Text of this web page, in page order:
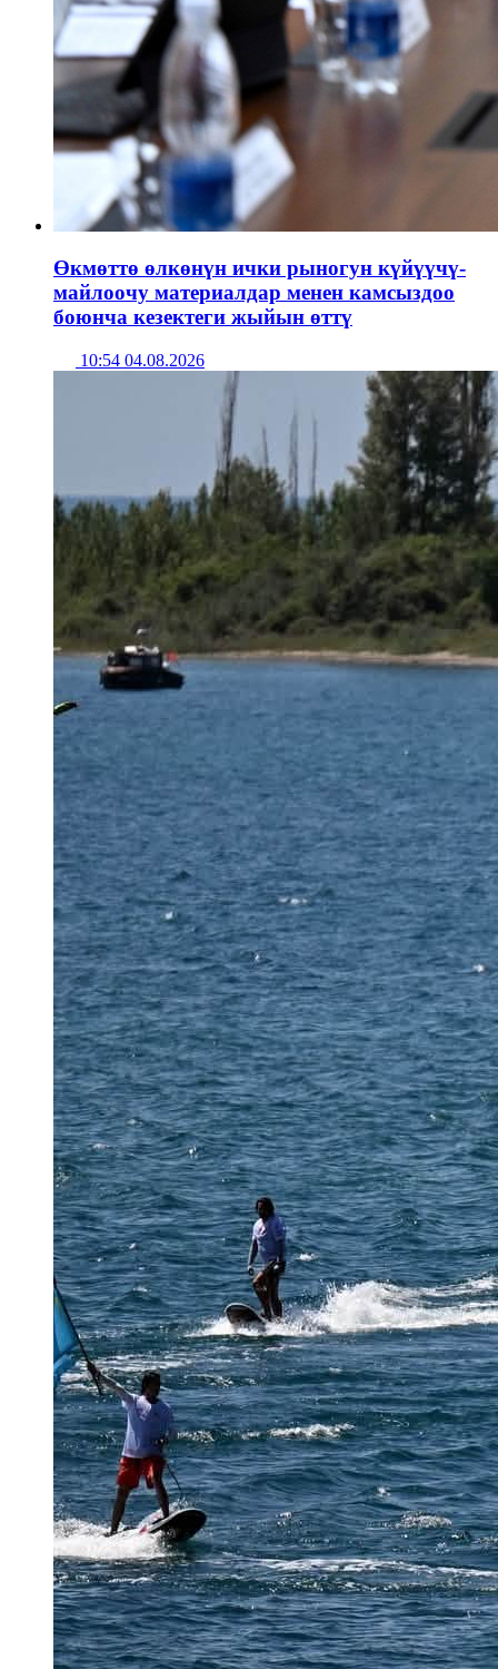
Өкмөттө өлкөнүн ички рыногун күйүүчү-
майлоочу материалдар менен камсыздоо
боюнча кезектеги жыйын өттү
10:54 04.08.2026